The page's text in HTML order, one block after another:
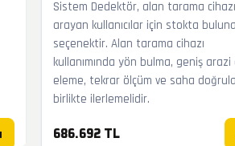
Sistem Dedektör, alan tarama cihazı
arayan kullanıcılar için stokta
seçenektir. Alan tarama cihazı
kullanımında yön bulma, geniş arazi
eleme, tekrar ölçüm ve saha
birlikte ilerlemelidir.
686.692 TL